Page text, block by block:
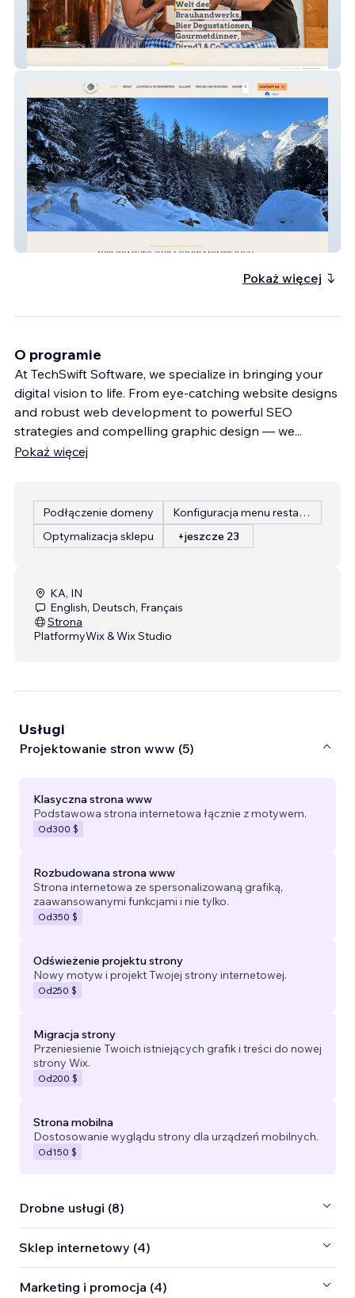
Pokaż więcej
O programie
At TechSwift Software, we specialize in bringing your
digital vision to life. From eye-catching website designs
and robust web development to powerful SEO
strategies and compelling graphic design — we...
Pokaż więcej
Podłączenie domeny
Konfiguracja menu restauracji
Optymalizacja sklepu
+jeszcze 23
KA, IN
English, Deutsch, Français
Strona
PlatformyWix & Wix Studio
Usługi
Projektowanie stron www (5)
Klasyczna strona www
Podstawowa strona internetowa łącznie z motywem.
Od300 $
Rozbudowana strona www
Strona internetowa ze spersonalizowaną grafiką,
zaawansowanymi funkcjami i nie tylko.
Od350 $
Odświeżenie projektu strony
Nowy motyw i projekt Twojej strony internetowej.
Od250 $
Migracja strony
Przeniesienie Twoich istniejących grafik i treści do nowej
strony Wix.
Od200 $
Strona mobilna
Dostosowanie wyglądu strony dla urządzeń mobilnych.
Od150 $
Drobne usługi (8)
Sklep internetowy (4)
Marketing i promocja (4)